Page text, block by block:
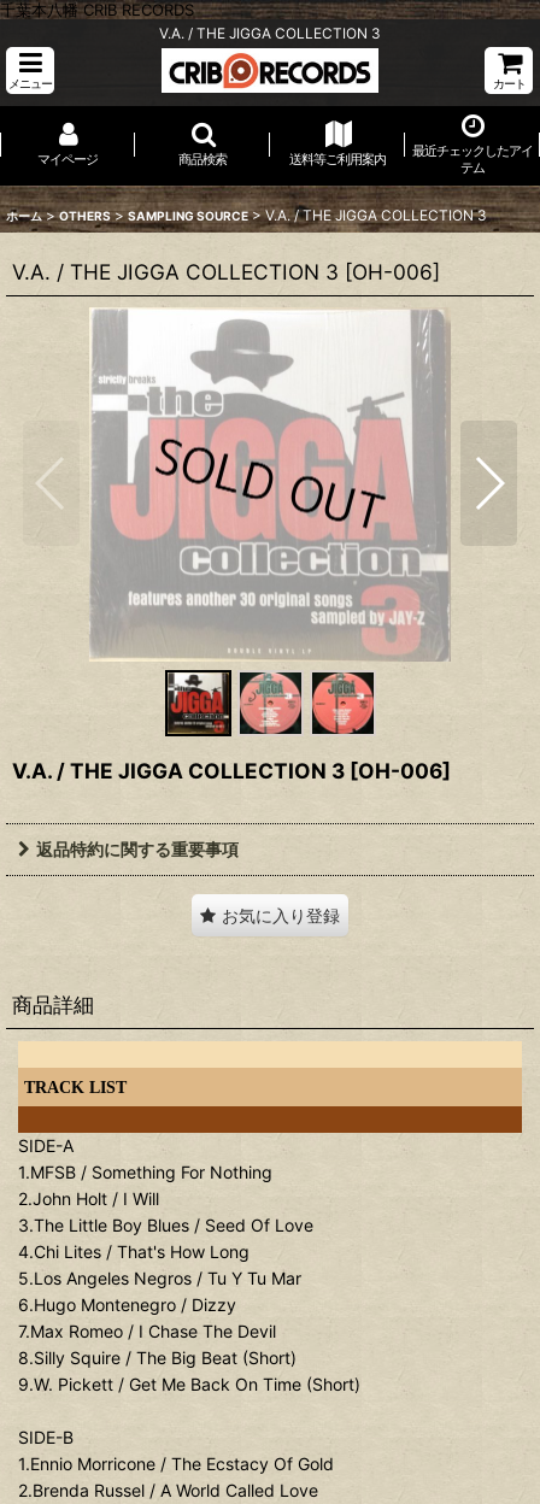
千葉本八幡 CRIB RECORDS
V.A. / THE JIGGA COLLECTION 3
メニュー カート
マイページ 商品検索 送料等ご利用案内
最近チェックしたアイ
テム
ホーム > OTHERS > SAMPLING SOURCE > V.A. / THE JIGGA COLLECTION 3
V.A. / THE JIGGA COLLECTION 3 [OH-006]
V.A. / THE JIGGA COLLECTION 3 [OH-006]
返品特約に関する重要事項
お気に入り登録
商品詳細
TRACK LIST
SIDE-A
1.MFSB / Something For Nothing
2.John Holt / I Will
3.The Little Boy Blues / Seed Of Love
4.Chi Lites / That's How Long
5.Los Angeles Negros / Tu Y Tu Mar
6.Hugo Montenegro / Dizzy
7.Max Romeo / I Chase The Devil
8.Silly Squire / The Big Beat (Short)
9.W. Pickett / Get Me Back On Time (Short)
SIDE-B
1.Ennio Morricone / The Ecstacy Of Gold
2.Brenda Russel / A World Called Love